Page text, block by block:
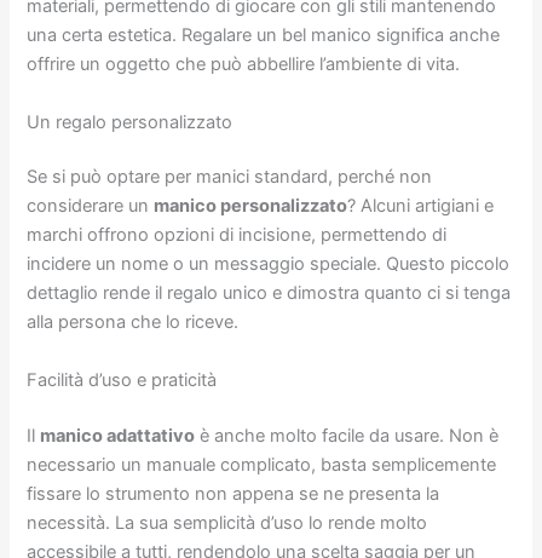
materiali, permettendo di giocare con gli stili mantenendo
una certa estetica. Regalare un bel manico significa anche
offrire un oggetto che può abbellire l’ambiente di vita.
Un regalo personalizzato
Se si può optare per manici standard, perché non
considerare un manico personalizzato? Alcuni artigiani e
marchi offrono opzioni di incisione, permettendo di
incidere un nome o un messaggio speciale. Questo piccolo
dettaglio rende il regalo unico e dimostra quanto ci si tenga
alla persona che lo riceve.
Facilità d’uso e praticità
Il manico adattativo è anche molto facile da usare. Non è
necessario un manuale complicato, basta semplicemente
fissare lo strumento non appena se ne presenta la
necessità. La sua semplicità d’uso lo rende molto
accessibile a tutti, rendendolo una scelta saggia per un